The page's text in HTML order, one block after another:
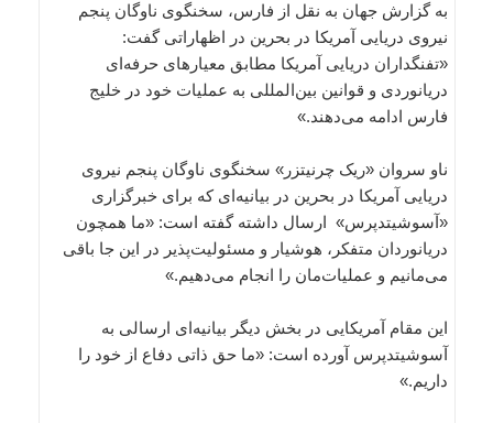
به گزارش جهان به نقل از فارس، سخنگوی ناوگان پنجم
نیروی دریایی آمریکا در بحرین در اظهاراتی گفت:
«تفنگداران دریایی آمریکا مطابق معیارهای حرفه‌ای
دریانوردی و قوانین بین‌المللی به عملیات خود در خلیج
فارس ادامه می‌دهند.»
ناو سروان «ریک چرنیتزر» سخنگوی ناوگان پنجم نیروی
دریایی آمریکا در بحرین در بیانیه‌ای که برای خبرگزاری
«آسوشیتدپرس» ارسال داشته گفته است: «ما همچون
دریانوردان متفکر، هوشیار و مسئولیت‌پذیر در این جا باقی
می‌مانیم و عملیات‌مان را انجام می‌دهیم.»
این مقام آمریکایی در بخش دیگر بیانیه‌ای ارسالی به
آسوشیتدپرس آورده است: «ما حق ذاتی دفاع از خود را
داریم.»